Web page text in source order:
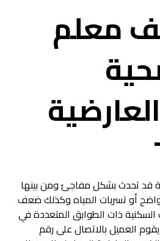
معلم
قد تحدث بشكل مفاجئ ومن بينها
أو تسربات المياه وكذلك ضعف
ذات الطوابق المتعددة في
العميل بالاتصال على رقم